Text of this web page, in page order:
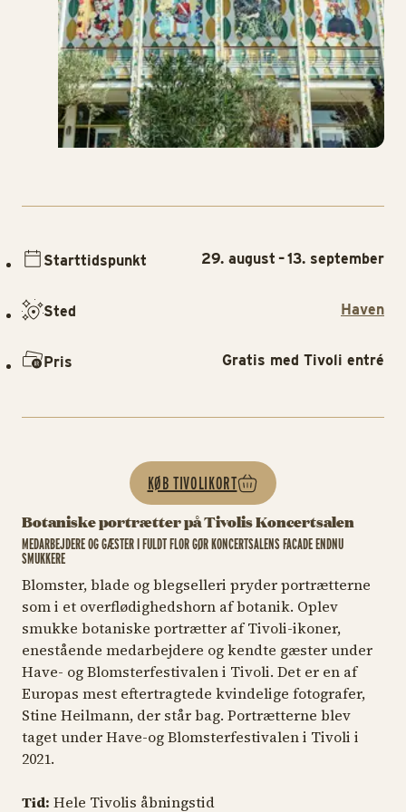
Botaniske portrætter på Tivolis Koncertsalen
MEDARBEJDERE OG GÆSTER I FULDT FLOR GØR KONCERTSALENS FACADE ENDNU
SMUKKERE
Blomster, blade og blegselleri pryder portrætterne
som i et overflødighedshorn af botanik. Oplev
smukke botaniske portrætter af Tivoli-ikoner,
enestående medarbejdere og kendte gæster under
Have- og Blomsterfestivalen i Tivoli. Det er en af
Europas mest eftertragtede kvindelige fotografer,
Stine Heilmann, der står bag. Portrætterne blev
taget under Have-og Blomsterfestivalen i Tivoli i
2021.
Tid: Hele Tivolis åbningstid
Starttidspunkt 29. august – 13. september
Sted Haven
Pris Gratis med Tivoli entré
KØB TIVOLIKORT